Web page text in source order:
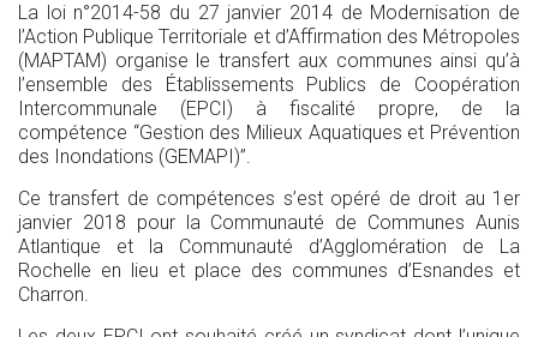
La loi n°2014-58 du 27 janvier 2014 de Modernisation de
l’Action Publique Territoriale et d’Affirmation des Métropoles
(MAPTAM) organise le transfert aux communes ainsi qu’à
l’ensemble des Établissements Publics de Coopération
Intercommunale (EPCI) à fiscalité propre, de la
compétence “Gestion des Milieux Aquatiques et Prévention
des Inondations (GEMAPI)”.
Ce transfert de compétences s’est opéré de droit au 1er
janvier 2018 pour la Communauté de Communes Aunis
Atlantique et la Communauté d’Agglomération de La
Rochelle en lieu et place des communes d’Esnandes et
Charron.